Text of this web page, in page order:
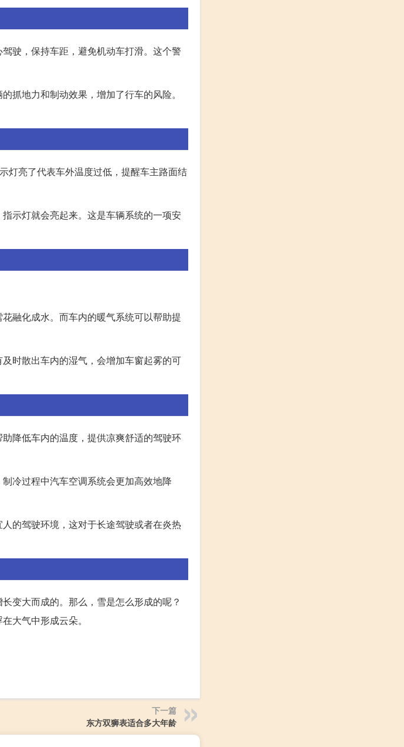
驶，保持车距，避免机动车打滑。这个警
抓地力和制动效果，增加了行车的风险。
灯亮了代表车外温度过低，提醒车主路面结
示灯就会亮起来。这是车辆系统的一项安
融化成水。而车内的暖气系统可以帮助提
时散出车内的湿气，会增加车窗起雾的可
降低车内的温度，提供凉爽舒适的驾驶环
冷过程中汽车空调系统会更加高效地降
的驾驶环境，这对于长途驾驶或者在炎热
变大而成的。那么，雪是怎么形成的呢？
大气中形成云朵。
下一篇
东方双狮表适合多大年龄